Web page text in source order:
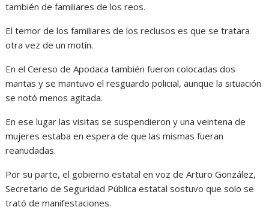
también de familiares de los reos.
El temor de los familiares de los reclusos es que se tratara
otra vez de un motín.
En el Cereso de Apodaca también fueron colocadas dos
mantas y se mantuvo el resguardo policial, aunque la situación
se notó menos agitada.
En ese lugar las visitas se suspendieron y una veintena de
mujeres estaba en espera de que las mismas fueran
reanudadas.
Por su parte, el gobierno estatal en voz de Arturo González,
Secretario de Seguridad Pública estatal sostuvo que solo se
trató de manifestaciones.